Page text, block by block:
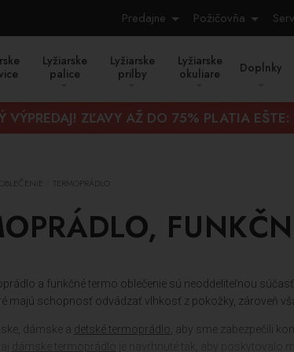
Predajne Požičovňa
Lyžiarske
palice
Lyžiarske
prilby
Lyžiarske
okuliare
Doplnky
VÝPREDAJ! ZĽAVY AŽ DO 75% PLATIA EŠTE:
TERMOPRÁDLO
a funkčné termo oblečenie sú neoddeliteľnou
majú schopnosť odvádzať vlhkosť z pokožky, zároveň
dámske a detské termoprádlo , aby sme zabezpečili
dámske termoprádlo